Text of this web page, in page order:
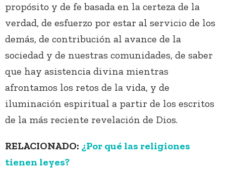
propósito y de fe basada en la certeza de la
verdad, de esfuerzo por estar al servicio de los
demás, de contribución al avance de la
sociedad y de nuestras comunidades, de saber
que hay asistencia divina mientras
afrontamos los retos de la vida, y de
iluminación espiritual a partir de los escritos
de la más reciente revelación de Dios.
RELACIONADO: ¿Por qué las religiones
tienen leyes?